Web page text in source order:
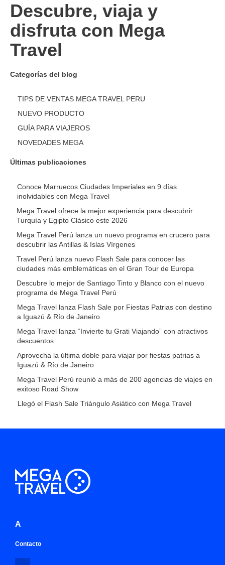
Descubre, viaja y
disfruta con Mega
Travel
Categorías del blog
TIPS DE VENTAS MEGA TRAVEL PERU
NUEVO PRODUCTO
GUÍA PARA VIAJEROS
NOVEDADES MEGA
Últimas publicaciones
Conoce Marruecos Ciudades Imperiales en 9 días
inolvidables con Mega Travel
Mega Travel ofrece la mejor experiencia para descubrir
Turquía y Egipto Clásico este 2026
Mega Travel Perú lanza un nuevo programa en crucero para
descubrir las Antillas & Islas Vírgenes
Travel Perú lanza nuevo Flash Sale para conocer las
ciudades más emblemáticas en el Gran Tour de Europa
Descubre lo mejor de Santiago Tinto y Blanco con el nuevo
programa de Mega Travel Perú
Mega Travel lanza Flash Sale por Fiestas Patrias con destino
a Iguazú & Río de Janeiro
Mega Travel lanza “Invierte tu Grati Viajando” con atractivos
descuentos
Aprovecha la última doble para viajar por fiestas patrias a
Iguazú & Río de Janeiro
Mega Travel Perú reunió a más de 200 agencias de viajes en
exitoso Road Show
Llegó el Flash Sale Triángulo Asiático con Mega Travel
A
Contacto